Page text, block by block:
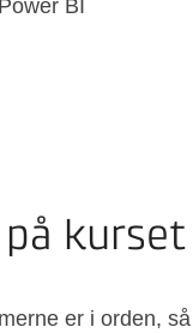
BI
kurset
er i orden,